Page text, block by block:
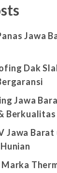
Jawa
Dak
Jawa
Berkualitas
Jawa
Marka